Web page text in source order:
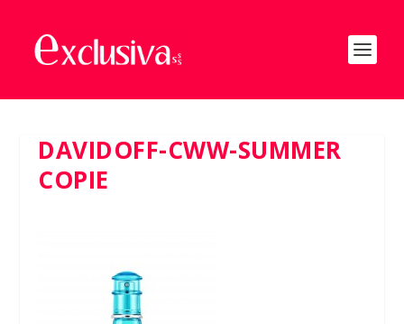
DAVIDOFF-CWW-SUMMER
COPIE